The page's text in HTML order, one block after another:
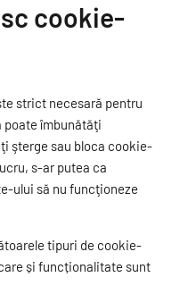
cookie-
strict necesară pentru
îmbunătăţi
şterge sau bloca cookie-
s-ar putea ca
ului să nu funcţioneze
tipuri de cookie-
și funcționalitate sunt